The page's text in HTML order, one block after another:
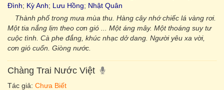
Đình; Kỳ Anh; Lưu Hồng; Nhật Quân
Thành phố trong mưa mùa thu. Hàng cây nhớ chiếc lá vàng rơi.
Một tia nắng lịm theo cơn gió ... Một áng mây. Một thoáng suy tư
cuộc tình. Cà phe đắng, khúc nhạc dở dang. Người yêu xa vời,
cơn gió cuốn. Giòng nước.
Chàng Trai Nước Việt
Tác giả: Chưa Biết